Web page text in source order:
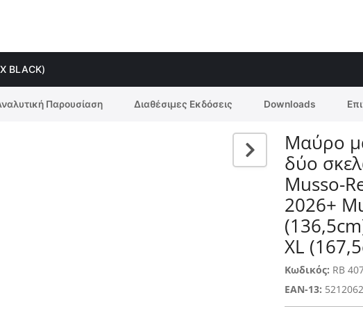
BLACK)
Παρουσίαση Διαθέσιμες Εκδόσεις Downloads
Μαύρο
δύο
Musso-
2026+
XL
Κωδικός: RB
EAN-13: